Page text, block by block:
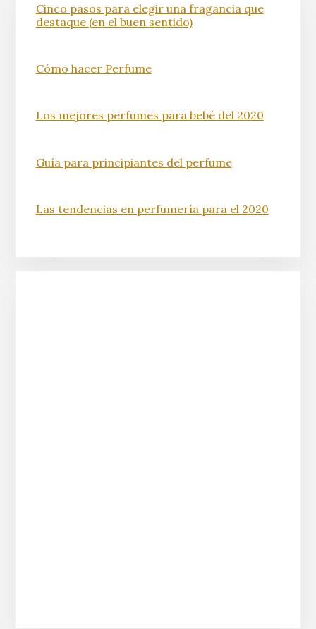
Cinco pasos para elegir una fragancia que
destaque (en el buen sentido)
Cómo hacer Perfume
Los mejores perfumes para bebé del 2020
Guía para principiantes del perfume
Las tendencias en perfumería para el 2020